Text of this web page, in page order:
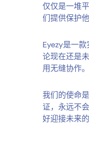
仅仅是一堆
们提供保护
Eyezy是一
论现在还是
用无缝协作。
我们的使命
证，永远不
好迎接未来的